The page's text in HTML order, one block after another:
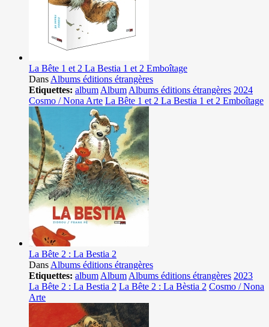
La Bête 1 et 2 La Bestia 1 et 2 Emboîtage
Dans Albums éditions étrangères
Etiquettes: album Album Albums éditions étrangères 2024
Cosmo / Nona Arte La Bête 1 et 2 La Bestia 1 et 2 Emboîtage
La Bête 2 : La Bestia 2
Dans Albums éditions étrangères
Etiquettes: album Album Albums éditions étrangères 2023
La Bête 2 : La Bestia 2 La Bête 2 : La Bèstia 2 Cosmo / Nona
Arte